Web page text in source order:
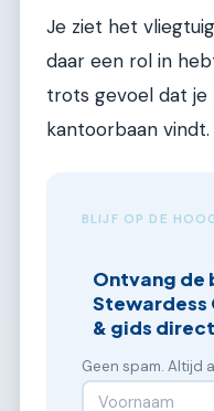
Je ziet het
daar een rol in
trots gevoel dat je
kantoorbaan vindt.
BLIJF OP DE
Ontvang de
& gids
Geen spam. Altijd